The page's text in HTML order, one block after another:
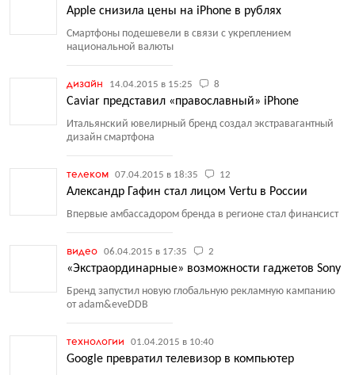
Apple снизила цены на iPhone в рублях
Смартфоны подешевели в связи с укреплением
национальной валюты
дизайн 14.04.2015 в 15:25 8
Caviar представил «православный» iPhone
Итальянский ювелирный бренд создал экстравагантный
дизайн смартфона
телеком 07.04.2015 в 18:35 12
Александр Гафин стал лицом Vertu в России
Впервые амбассадором бренда в регионе стал финансист
видео 06.04.2015 в 17:35 2
«Экстраординарные» возможности гаджетов Sony
Бренд запустил новую глобальную рекламную кампанию
от adam&eveDDB
технологии 01.04.2015 в 10:40
Google превратил телевизор в компьютер